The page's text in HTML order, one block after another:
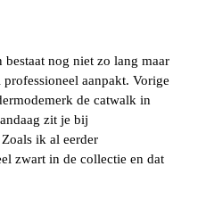
nog niet zo lang maar
aanpakt. Vorige
de catwalk in
zit je bij
ik al eerder
zwart in de collectie en dat